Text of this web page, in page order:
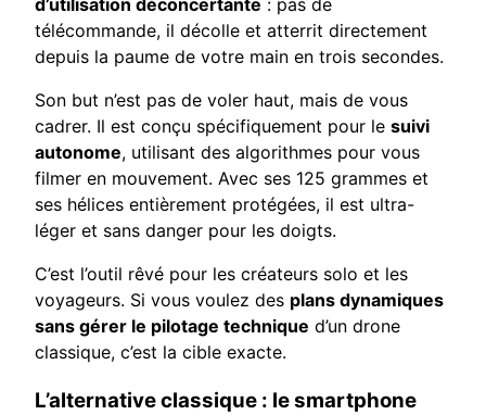
d’utilisation déconcertante : pas de
télécommande, il décolle et atterrit directement
depuis la paume de votre main en trois secondes.
Son but n’est pas de voler haut, mais de vous
cadrer. Il est conçu spécifiquement pour le suivi
autonome, utilisant des algorithmes pour vous
filmer en mouvement. Avec ses 125 grammes et
ses hélices entièrement protégées, il est ultra-
léger et sans danger pour les doigts.
C’est l’outil rêvé pour les créateurs solo et les
voyageurs. Si vous voulez des plans dynamiques
sans gérer le pilotage technique d’un drone
classique, c’est la cible exacte.
L’alternative classique : le smartphone